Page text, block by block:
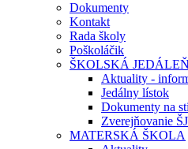
Dokumenty
Kontakt
Rada školy
Poškoláčik
ŠKOLSKÁ JEDÁLEŇ
Aktuality -
Jedálny lístok
Dokumenty na
Zverejňovanie ŠJ
MATERSKÁ ŠKOLA